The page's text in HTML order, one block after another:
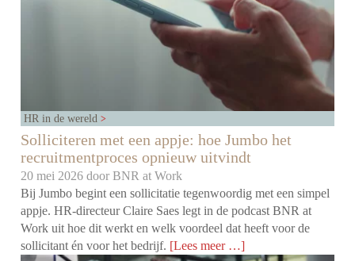
HR in de wereld
Solliciteren met een appje: hoe Jumbo het
recruitmentproces opnieuw uitvindt
20 mei 2026 doorBNR at Work
Bij Jumbo begint een sollicitatie tegenwoordig met een simpel
appje. HR-directeur Claire Saes legt in de podcast BNR at
Work uit hoe dit werkt en welk voordeel dat heeft voor de
sollicitant én voor het bedrijf. [Lees meer …]